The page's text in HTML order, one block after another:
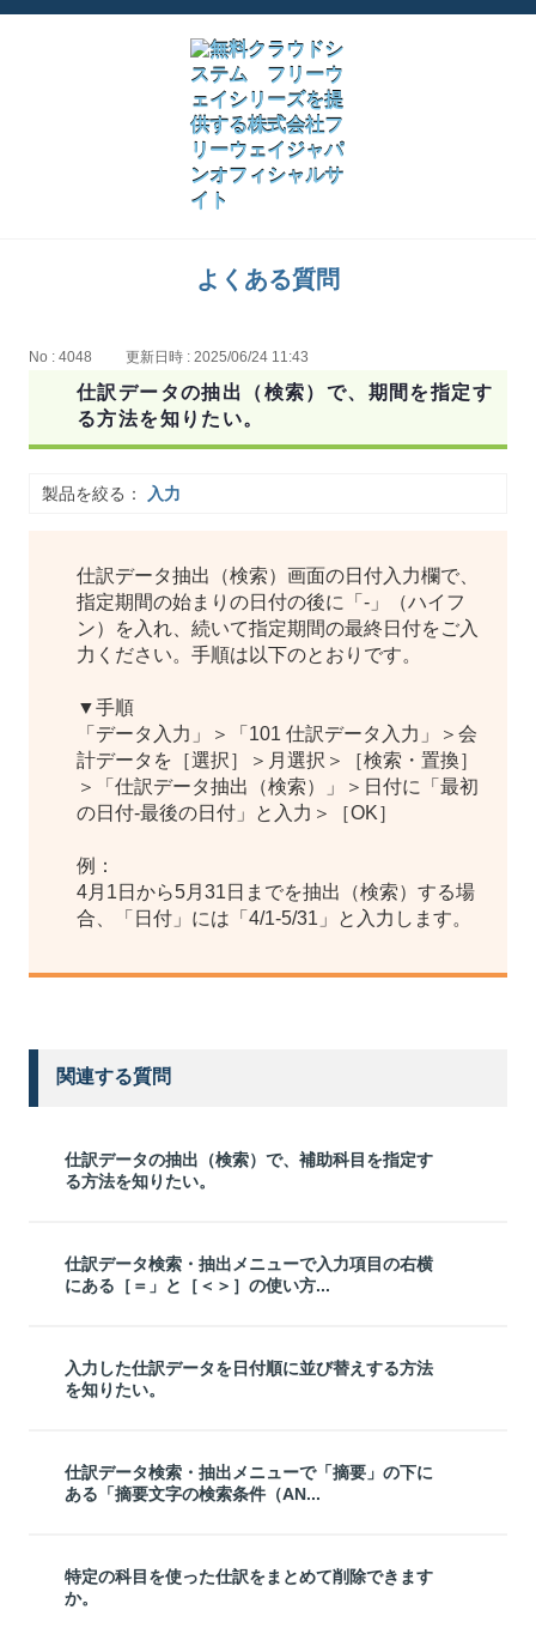
よくある質問
No : 4048 更新日時 : 2025/06/24 11:43
仕訳データの抽出（検索）で、期間を指定す
る方法を知りたい。
製品を絞る： 入力
仕訳データ抽出（検索）画面の日付入力欄で、
指定期間の始まりの日付の後に「-」（ハイフ
ン）を入れ、続いて指定期間の最終日付をご入
力ください。手順は以下のとおりです。
▼手順
「データ入力」＞「101 仕訳データ入力」＞会
計データを［選択］＞月選択＞［検索・置換］
＞「仕訳データ抽出（検索）」＞日付に「最初
の日付-最後の日付」と入力＞［OK］
例：
4月1日から5月31日までを抽出（検索）する場
合、「日付」には「4/1-5/31」と入力します。
関連する質問
仕訳データの抽出（検索）で、補助科目を指定す
る方法を知りたい。
仕訳データ検索・抽出メニューで入力項目の右横
にある［＝」と［＜＞］の使い方...
入力した仕訳データを日付順に並び替えする方法
を知りたい。
仕訳データ検索・抽出メニューで「摘要」の下に
ある「摘要文字の検索条件（AN...
特定の科目を使った仕訳をまとめて削除できます
か。